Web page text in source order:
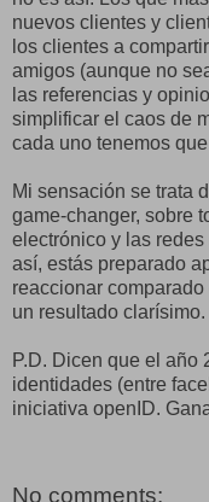
nuevos clientes y
los clientes a
amigos (aunque no
las referencias y
simplificar el caos de
cada uno tenemos
Mi sensación se trata
game-changer, sobre
electrónico y las
así, estás preparado
reaccionar
un resultado
P.D. Dicen que el año
identidades (entre
iniciativa openID.
No comments: